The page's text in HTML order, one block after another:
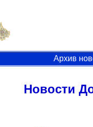
Архив
Новости